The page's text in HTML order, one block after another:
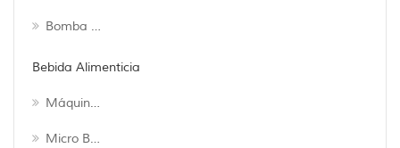
Bomba De Impulsor Flexible
Bebida Alimenticia
Máquina De Elaboración De Cerveza
Micro Bomba